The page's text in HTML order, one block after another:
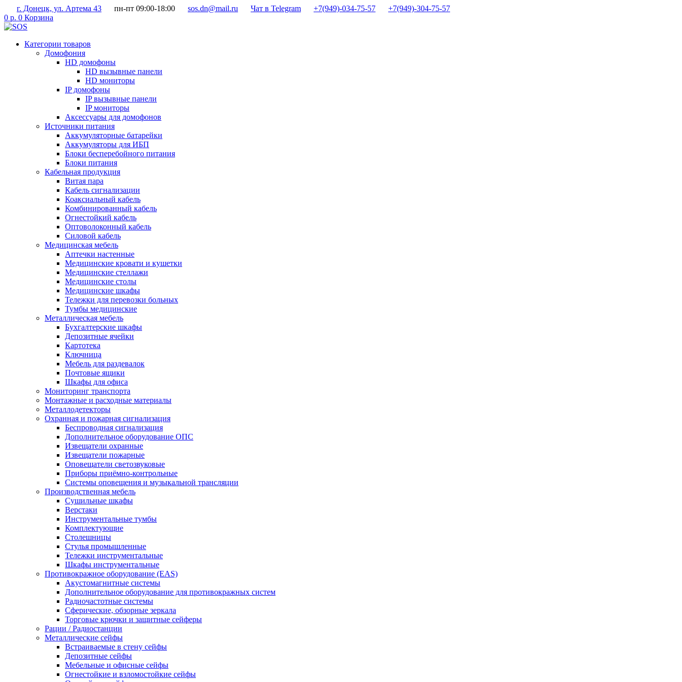
Перейти
к
содержимому
г. Донецк, ул. Артема 43 пн-пт 09:00-18:00 sos.dn@mail.ru Чат в Telegram +7(949)-034-75-57
+7(949)-304-75-57
0 р. 0 Корзина
Категории товаров
Домофония
HD домофоны
HD вызывные панели
HD мониторы
IP домофоны
IP вызывные панели
IP мониторы
Аксессуары для домофонов
Источники питания
Аккумуляторные батарейки
Аккумуляторы для ИБП
Блоки бесперебойного питания
Блоки питания
Кабельная продукция
Витая пара
Кабель сигнализации
Коаксиальный кабель
Комбинированный кабель
Огнестойкий кабель
Оптоволоконный кабель
Силовой кабель
Медицинская мебель
Аптечки настенные
Медицинские кровати и кушетки
Медицинские стеллажи
Медицинские столы
Медицинские шкафы
Тележки для перевозки больных
Тумбы медицинские
Металлическая мебель
Бухгалтерские шкафы
Депозитные ячейки
Картотека
Ключница
Мебель для раздевалок
Почтовые ящики
Шкафы для офиса
Мониторинг транспорта
Монтажные и расходные материалы
Металлодетекторы
Охранная и пожарная сигнализация
Беспроводная сигнализация
Дополнительное оборудование ОПС
Извещатели охранные
Извещатели пожарные
Оповещатели светозвуковые
Приборы приёмно-контрольные
Системы оповещения и музыкальной трансляции
Производственная мебель
Cушильные шкафы
Верстаки
Инструментальные тумбы
Комплектующие
Столешницы
Стулья промышленные
Тележки инструментальные
Шкафы инструментальные
Противокражное оборудование (EAS)
Акустомагнитные системы
Дополнительное оборудование для противокражных систем
Радиочастотные системы
Сферические, обзорные зеркала
Торговые крючки и защитные сейферы
Рации / Радиостанции
Металлические сейфы
Встраиваемые в стену сейфы
Депозитные сейфы
Мебельные и офисные сейфы
Огнестойкие и взломостойкие сейфы